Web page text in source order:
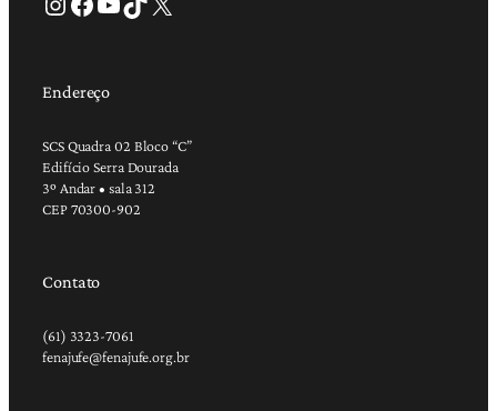
Endereço
SCS Quadra 02 Bloco “C”
Edifício Serra Dourada
3º Andar • sala 312
CEP 70300-902
Contato
(61) 3323-7061
fenajufe@fenajufe.org.br